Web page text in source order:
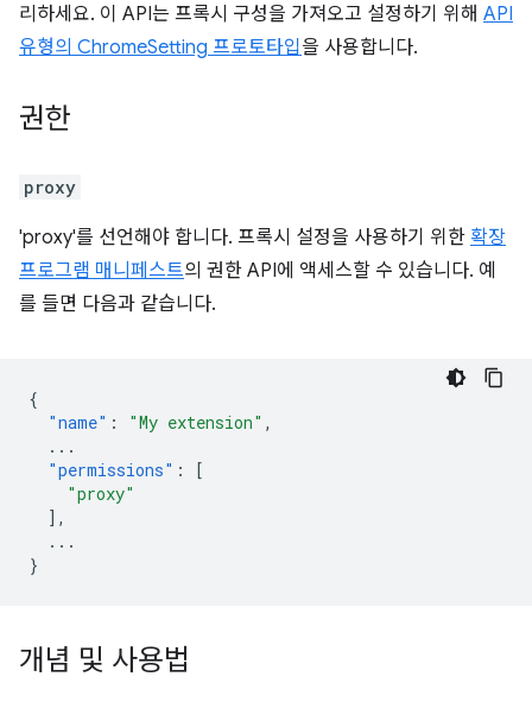
리하세요. 이 API는 프록시 구성을 가져오고 설정하기 위해 API
유형의 ChromeSetting 프로토타입 을 사용합니다.
권한
proxy
'proxy'를 선언해야 합니다. 프록시 설정을 사용하기 위한 확장
프로그램 매니페스트의 권한 API에 액세스할 수 있습니다. 예
를 들면 다음과 같습니다.
{
"name" : "My extension" ,
...
"permissions" :
[
"proxy"
],
...
}
개념 및 사용법